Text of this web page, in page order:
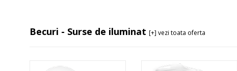
Becuri - Surse de iluminat [+] vezi toata oferta